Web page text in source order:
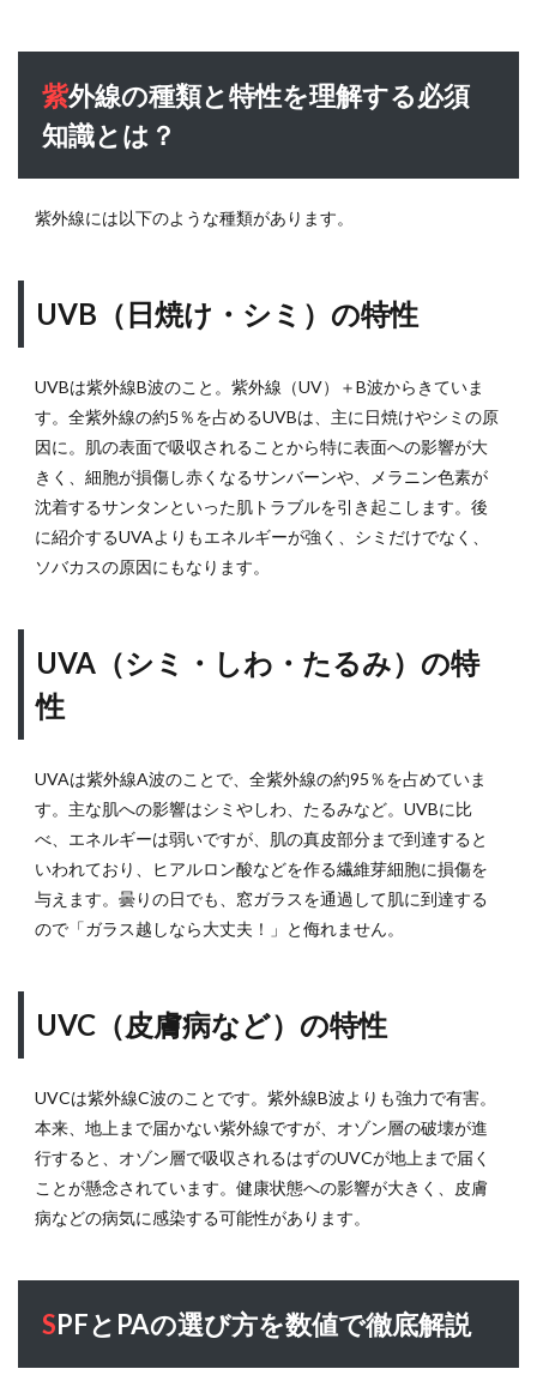
紫外線の種類と特性を理解する必須
知識とは？
紫外線には以下のような種類があります。
UVB（日焼け・シミ）の特性
UVBは紫外線B波のこと。紫外線（UV）＋B波からきていま
す。全紫外線の約5％を占めるUVBは、主に日焼けやシミの原
因に。肌の表面で吸収されることから特に表面への影響が大
きく、細胞が損傷し赤くなるサンバーンや、メラニン色素が
沈着するサンタンといった肌トラブルを引き起こします。後
に紹介するUVAよりもエネルギーが強く、シミだけでなく、
ソバカスの原因にもなります。
UVA（シミ・しわ・たるみ）の特
性
UVAは紫外線A波のことで、全紫外線の約95％を占めていま
す。主な肌への影響はシミやしわ、たるみなど。UVBに比
べ、エネルギーは弱いですが、肌の真皮部分まで到達すると
いわれており、ヒアルロン酸などを作る繊維芽細胞に損傷を
与えます。曇りの日でも、窓ガラスを通過して肌に到達する
ので「ガラス越しなら大丈夫！」と侮れません。
UVC（皮膚病など）の特性
UVCは紫外線C波のことです。紫外線B波よりも強力で有害。
本来、地上まで届かない紫外線ですが、オゾン層の破壊が進
行すると、オゾン層で吸収されるはずのUVCが地上まで届く
ことが懸念されています。健康状態への影響が大きく、皮膚
病などの病気に感染する可能性があります。
SPFとPAの選び方を数値で徹底解説